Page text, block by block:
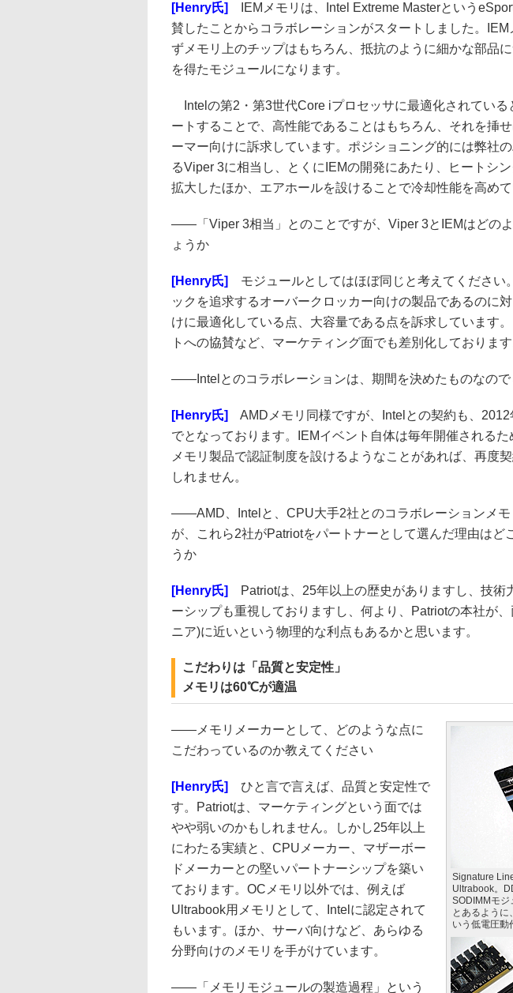
[Henry氏]
IEMメモリは、Intel Extreme Masterという
賛したことからコラボレーションがスタートしました。IEM
ずメモリ上のチップはもちろん、抵抗のように細かな部品
を得たモジュールになります。
Intelの第2・第3世代Core iプロセッサに最適化されている
ートすることで、高性能であることはもちろん、それを挿
ーマー向けに訴求しています。ポジショニング的には弊社
るViper 3に相当し、とくにIEMの開発にあたり、ヒートシ
拡大したほか、エアホールを設けることで冷却性能を高めて
―― 「Viper 3相当」とのことですが、Viper 3とIEMはどの
ょうか
[Henry氏]
モジュールとしてはほぼ同じと考えてください
ックを追求するオーバークロッカー向けの製品であるのに
けに最適化している点、大容量である点を訴求しています
トへの協賛など、マーケティング面でも差別化しております
―― Intelとのコラボレーションは、期間を決めたものなの
[Henry氏]
AMDメモリ同様ですが、Intelとの契約も、2012
でとなっております。IEMイベント自体は毎年開催される
メモリ製品で認証制度を設けるようなことがあれば、再度
しれません。
――AMD、Intelと、CPU大手2社とのコラボレーションメ
が、これら2社がPatriotをパートナーとして選んだ理由はど
うか
[Henry氏]
Patriotは、25年以上の歴史がありますし、技術
ーシップも重視しておりますし、何より、Patriotの本社が
ニア)に近いという物理的な利点もあるかと思います。
こだわりは「品質と安定性」
メモリは60℃が適温
Signature
Ultrabook。
SODIMMモジ
とあるように
いう低電圧動
―― メモリメーカーとして、どのような点に
こだわっているのか教えてください
[Henry氏]
ひと言で言えば、品質と安定性で
す。Patriotは、マーケティングという面では
やや弱いのかもしれません。しかし25年以上
にわたる実績と、CPUメーカー、マザーボー
ドメーカーとの堅いパートナーシップを築い
ております。OCメモリ以外では、例えば
Ultrabook用メモリとして、Intelに認定されて
もいます。ほか、サーバ向けなど、あらゆる
分野向けのメモリを手がけています。
―― 「メモリモジュールの製造過程」という